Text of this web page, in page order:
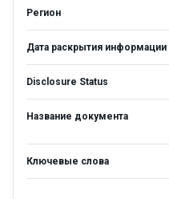
Регион
Дата раскрытия информации
Disclosure Status
Название документа
Ключевые слова